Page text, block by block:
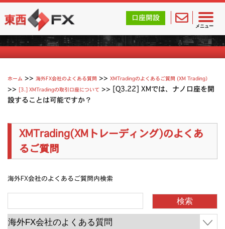
メニュー
東西FX｜海外FX会社（ブローカー）の無料口座開設サポ
口座開設
XMTradingのよくあるご質問
ホーム >>海外FX会社のよくある質問 >>XMTradingのよくあるご質問 (XM Trading）
>> [3.] XMTradingの取引口座について >> [Q3.22] XMでは、ナノ口座を開
設することは可能ですか？
XMTrading(XMトレーディング)のよくあ
るご質問
海外FX会社のよくあるご質問内検索